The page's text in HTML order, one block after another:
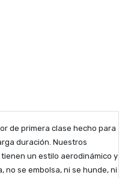
de primera clase hecho para
duración. Nuestros
un estilo aerodinámico y
no se embolsa, ni se hunde, ni